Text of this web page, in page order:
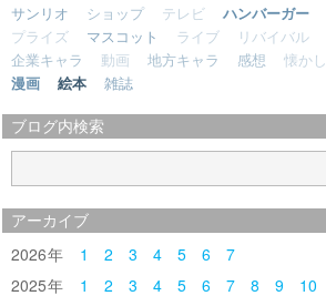
サンリオ
ショップ テレビ ハンバーガー
プライズ
マスコット ライブ リバイバル
企業キャラ
動画 地方キャラ 感想 懐かし
漫画
絵本 雑誌
ブログ内検索
アーカイブ
2026 1 2 3 4 5 6
7
2025
1 2 3 4 5 6 7 8 9 10